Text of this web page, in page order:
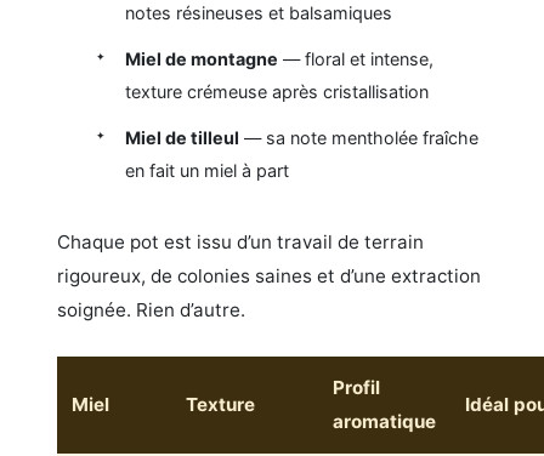
notes résineuses et balsamiques
Miel de montagne — floral et intense,
texture crémeuse après cristallisation
Miel de tilleul — sa note mentholée fraîche
en fait un miel à part
Chaque pot est issu d’un travail de terrain
rigoureux, de colonies saines et d’une extraction
soignée. Rien d’autre.
Miel Texture
Profil
aromatique
Idéal